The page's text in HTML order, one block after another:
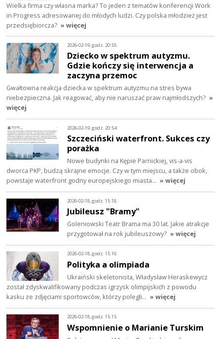
Wielka firma czy własna marka? To jeden z tematów konferencji Work
in Progress adresowanej do młodych ludzi. Czy polska młodzież jest
przedsiębiorcza? » więcej
2026-02-19, godz. 20:55
Dziecko w spektrum autyzmu.
Gdzie kończy się interwencja a
zaczyna przemoc
Gwałtowna reakcja dziecka w spektrum autyzmu na stres bywa
niebezpieczna. Jak reagować, aby nie naruszać praw najmłodszych? »
więcej
2026-02-19, godz. 20:54
Szczeciński waterfront. Sukces czy
porażka
Nowe budynki na Kępie Parnickiej, vis-a-vis
dworca PKP, budzą skrajne emocje. Czy w tym miejscu, a także obok,
powstaje waterfront godny europejskiego miasta… » więcej
2026-02-18, godz. 15:18
Jubileusz "Bramy"
Goleniowski Teatr Brama ma 30 lat. Jakie atrakcje
przygotował na rok jubileuszowy? » więcej
2026-02-18, godz. 15:16
Polityka a olimpiada
Ukraiński skeletonista, Władysław Heraskewycz
został zdyskwalifikowany podczas igrzysk olimpijskich z powodu
kasku ze zdjęciami sportowców, którzy polegli… » więcej
2026-02-18, godz. 15:15
Wspomnienie o Marianie Turskim